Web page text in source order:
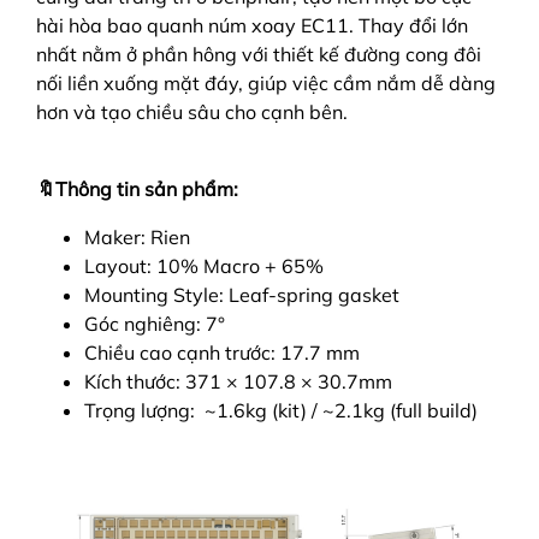
hài hòa bao quanh núm xoay EC11. Thay đổi lớn
nhất nằm ở phần hông với thiết kế đường cong đôi
nối liền xuống mặt đáy, giúp việc cầm nắm dễ dàng
hơn và tạo chiều sâu cho cạnh bên.
🔖Thông tin sản phẩm:
Maker: Rien
Layout: 10% Macro + 65%
Mounting Style: Leaf-spring gasket
Góc nghiêng: 7°
Chiều cao cạnh trước: 17.7 mm
Kích thước: 371 × 107.8 × 30.7mm
Trọng lượng: ~1.6kg (kit) / ~2.1kg (full build)